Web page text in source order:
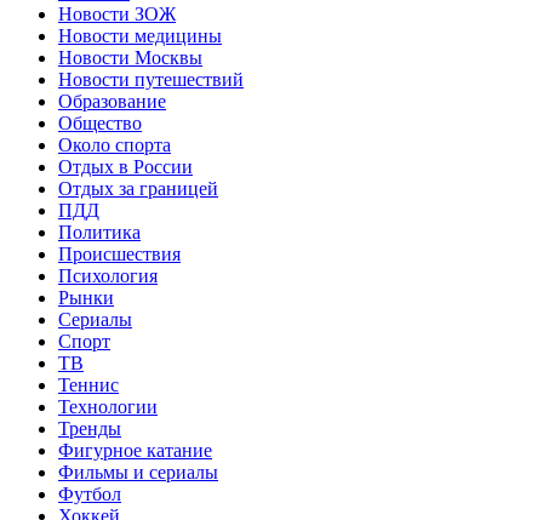
Новости ЗОЖ
Новости медицины
Новости Москвы
Новости путешествий
Образование
Общество
Около спорта
Отдых в России
Отдых за границей
ПДД
Политика
Происшествия
Психология
Рынки
Сериалы
Спорт
ТВ
Теннис
Технологии
Тренды
Фигурное катание
Фильмы и сериалы
Футбол
Хоккей